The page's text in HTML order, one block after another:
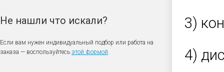
Не нашли что искали?
Если вам нужен индивидуальный подбор или работа на
заказа — воспользуйтесь этой формой.
3)
4)